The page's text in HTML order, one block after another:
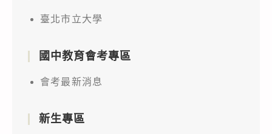
臺北市立大學
國中教育會考專區
會考最新消息
新生專區